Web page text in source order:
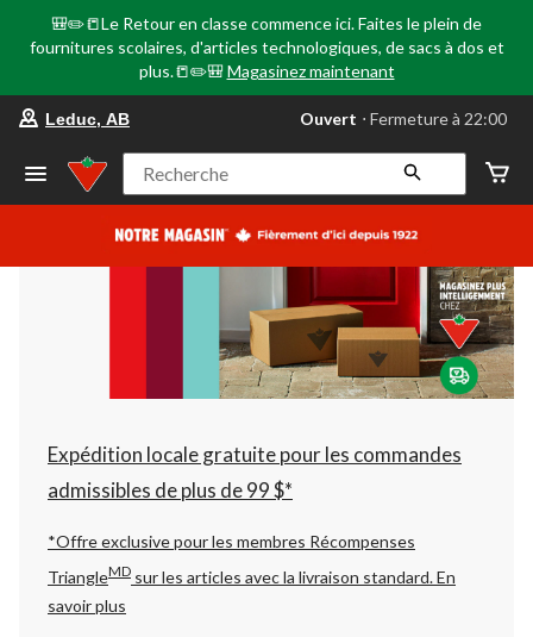
🎒✏️📒Le Retour en classe commence ici. Faites le plein de
fournitures scolaires, d'articles technologiques, de sacs à dos et
plus.📒✏️🎒 Magasinez maintenant
votre
préféré
Leduc,
AB,
courament
Fermeture
à
22:00
cliquer
pour
changer
Leduc, AB Ouvert ⋅ Fermeture à 22:00
Recherche
Expédition locale gratuite pour les commandes
admissibles de plus de 99 $*
*Offre exclusive pour les membres Récompenses
TriangleMD sur les articles avec la livraison standard.En
savoir plus